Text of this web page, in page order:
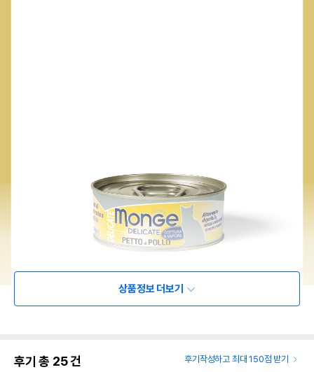
상품정보 더보기
후기 총 25건 후기작성하고 최대 150점 받기